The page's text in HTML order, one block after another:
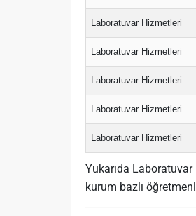
Laboratuvar Hizmetleri
Laboratuvar Hizmetleri
Laboratuvar Hizmetleri
Laboratuvar Hizmetleri
Laboratuvar Hizmetleri
Yukarıda
kurum bazlı